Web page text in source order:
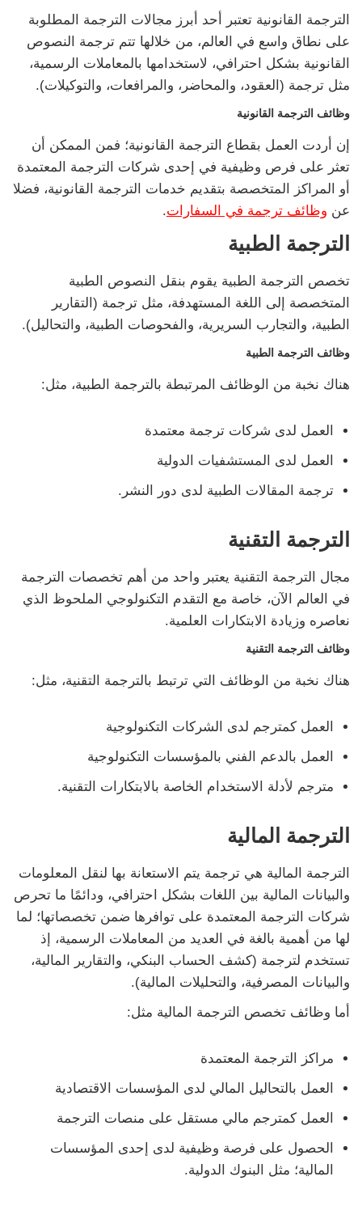
الترجمة القانونية تعتبر أحد أبرز مجالات الترجمة المطلوبة
على نطاق واسع في العالم، من خلالها تتم ترجمة النصوص
القانونية بشكل احترافي، لاستخدامها بالمعاملات الرسمية،
مثل ترجمة (العقود، والمحاضر، والمرافعات، والتوكيلات).
وظائف الترجمة القانونية
إن أردت العمل بقطاع الترجمة القانونية؛ فمن الممكن أن
تعثر على فرص وظيفية في إحدى شركات الترجمة المعتمدة
أو المراكز المتخصصة بتقديم خدمات الترجمة القانونية، فضلا
عن وظائف ترجمة في السفارات.
الترجمة الطبية
تخصص الترجمة الطبية يقوم بنقل النصوص الطبية
المتخصصة إلى اللغة المستهدفة، مثل ترجمة (التقارير
الطبية، والتجارب السريرية، والفحوصات الطبية، والتحاليل).
وظائف الترجمة الطبية
هناك نخبة من الوظائف المرتبطة بالترجمة الطبية، مثل:
العمل لدى شركات ترجمة معتمدة
العمل لدى المستشفيات الدولية
ترجمة المقالات الطبية لدى دور النشر.
الترجمة التقنية
مجال الترجمة التقنية يعتبر واحد من أهم تخصصات الترجمة
في العالم الآن، خاصة مع التقدم التكنولوجي الملحوظ الذي
نعاصره وزيادة الابتكارات العلمية.
وظائف الترجمة التقنية
هناك نخبة من الوظائف التي ترتبط بالترجمة التقنية، مثل:
العمل كمترجم لدى الشركات التكنولوجية
العمل بالدعم الفني بالمؤسسات التكنولوجية
مترجم لأدلة الاستخدام الخاصة بالابتكارات التقنية.
الترجمة المالية
الترجمة المالية هي ترجمة يتم الاستعانة بها لنقل المعلومات
والبيانات المالية بين اللغات بشكل احترافي، ودائمًا ما تحرص
شركات الترجمة المعتمدة على توافرها ضمن تخصصاتها؛ لما
لها من أهمية بالغة في العديد من المعاملات الرسمية، إذ
تستخدم لترجمة (كشف الحساب البنكي، والتقارير المالية،
والبيانات المصرفية، والتحليلات المالية).
أما وظائف تخصص الترجمة المالية مثل:
مراكز الترجمة المعتمدة
العمل بالتحاليل المالي لدى المؤسسات الاقتصادية
العمل كمترجم مالي مستقل على منصات الترجمة
الحصول على فرصة وظيفية لدى إحدى المؤسسات
المالية؛ مثل البنوك الدولية.